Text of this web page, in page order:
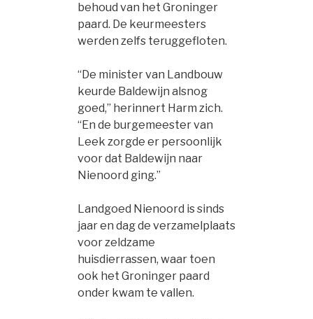
behoud van het Groninger
paard. De keurmeesters
werden zelfs teruggefloten.
“De minister van Landbouw
keurde Baldewijn alsnog
goed,” herinnert Harm zich.
“En de burgemeester van
Leek zorgde er persoonlijk
voor dat Baldewijn naar
Nienoord ging.”
Landgoed Nienoord is sinds
jaar en dag de verzamelplaats
voor zeldzame
huisdierrassen, waar toen
ook het Groninger paard
onder kwam te vallen.